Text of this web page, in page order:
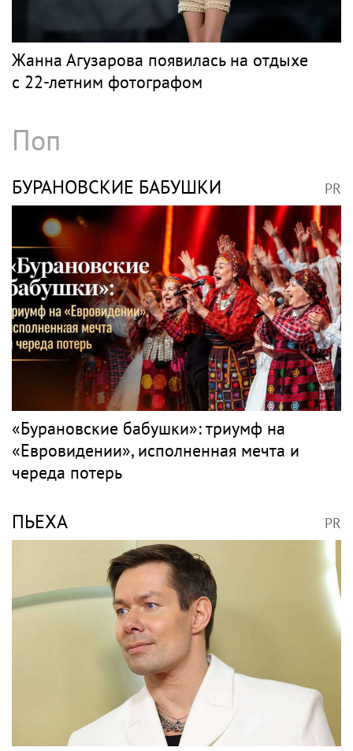
Жанна Агузарова появилась на отдыхе
с 22-летним фотографом
Поп
БУРАНОВСКИЕ БАБУШКИ PR
«Бурановские бабушки»: триумф на
«Евровидении», исполненная мечта и
череда потерь
ПЬЕХА PR